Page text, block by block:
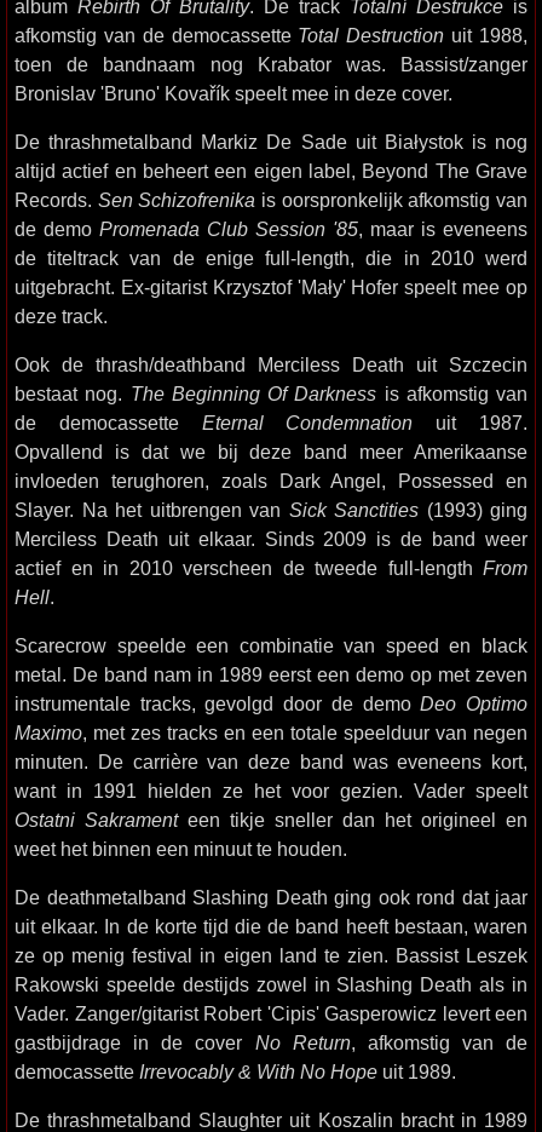
album Rebirth Of Brutality. De track Totalní Destrukce is
afkomstig van de democassette Total Destruction uit 1988,
toen de bandnaam nog Krabator was. Bassist/zanger
Bronislav 'Bruno' Kovařík speelt mee in deze cover.
De thrashmetalband Markiz De Sade uit Białystok is nog
altijd actief en beheert een eigen label, Beyond The Grave
Records. Sen Schizofrenika is oorspronkelijk afkomstig van
de demo Promenada Club Session '85, maar is eveneens
de titeltrack van de enige full-length, die in 2010 werd
uitgebracht. Ex-gitarist Krzysztof 'Mały' Hofer speelt mee op
deze track.
Ook de thrash/deathband Merciless Death uit Szczecin
bestaat nog. The Beginning Of Darkness is afkomstig van
de democassette Eternal Condemnation uit 1987.
Opvallend is dat we bij deze band meer Amerikaanse
invloeden terughoren, zoals Dark Angel, Possessed en
Slayer. Na het uitbrengen van Sick Sanctities (1993) ging
Merciless Death uit elkaar. Sinds 2009 is de band weer
actief en in 2010 verscheen de tweede full-length From
Hell.
Scarecrow speelde een combinatie van speed en black
metal. De band nam in 1989 eerst een demo op met zeven
instrumentale tracks, gevolgd door de demoDeo Optimo
Maximo, met zes tracks en een totale speelduur van negen
minuten. De carrière van deze band was eveneens kort,
want in 1991 hielden ze het voor gezien. Vader speelt
Ostatni Sakramenteen tikje sneller dan het origineel en
weet het binnen een minuut te houden.
De deathmetalband Slashing Death ging ook rond dat jaar
uit elkaar. In de korte tijd die de band heeft bestaan, waren
ze op menig festival in eigen land te zien. Bassist Leszek
Rakowski speelde destijds zowel in Slashing Death als in
Vader. Zanger/gitarist Robert 'Cipis' Gasperowicz levert een
gastbijdrage in de cover No Return, afkomstig van de
democassette Irrevocably & With No Hope uit 1989.
De thrashmetalband Slaughter uit Koszalin bracht in 1989